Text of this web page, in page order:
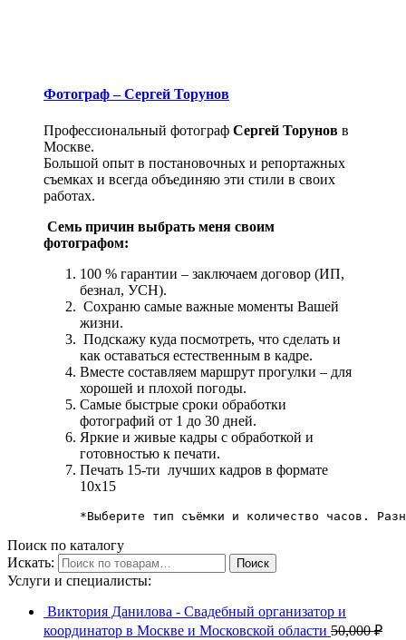
Фотограф – Сергей Торунов
Профессиональный фотограф Сергей Торунов в
Москве.
Большой опыт в постановочных и репортажных
съемках и всегда объединяю эти стили в своих
работах.
Семь причин выбрать меня своим
фотографом: ​
100 % гарантии – заключаем договор (ИП,
безнал, УСН).
Сохраню самые важные моменты Вашей
жизни.
Подскажу куда посмотреть, что сделать и
как оставаться естественным в кадре.
Вместе составляем маршрут прогулки – для
хорошей и плохой погоды.
Самые быстрые сроки обработки
фотографий от 1 до 30 дней.
Яркие и живые кадры с обработкой и
готовностью к печати.
Печать 15-ти лучших кадров в формате
10х15
*Выберите тип съёмки и количество часов.
Поиск по каталогу
Искать:
Поиск
Услуги и специалисты:
Виктория Данилова - Свадебный организатор и
координатор в Москве и Московской области 50,000₽